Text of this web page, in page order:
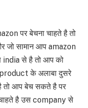
पर बेचना चाहते है तो
जो सामान आप amazon
india से है तो आप को
के अलाबा दुसरे
आप बेच सकते है पर
है उस company से